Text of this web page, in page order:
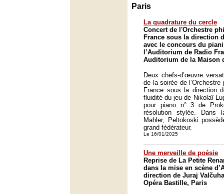
Paris
La quadrature du cercle
Concert de l'Orchestre
France sous la direction
avec le concours du
l’Auditorium de Radio
Auditorium de la Maison
Deux chefs-d’œuvre
de la soirée de l’Orchestre
France sous la direction
fluidité du jeu de Nikolaï
pour piano n° 3 de
résolution stylée. Dans
Mahler, Peltokoski
grand fédérateur.
Le 16/01/2025
Une merveille de poésie
Reprise de La Petite
dans la mise en scène
direction de Juraj
Opéra Bastille, Paris